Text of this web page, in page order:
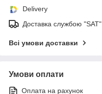
Delivery
Доставка службою "SAT"
Всі умови доставки
Умови оплати
Оплата на рахунок